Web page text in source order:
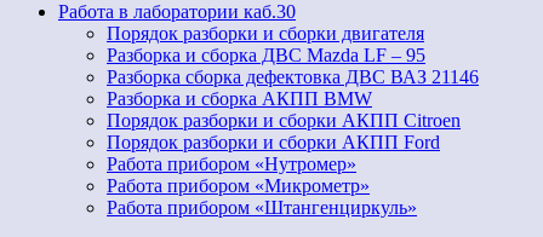
Работа в лаборатории каб.30
Порядок разборки и сборки двигателя
Разборка и сборка ДВС Mazda LF – 95
Разборка сборка дефектовка ДВС ВАЗ 21146
Разборка и сборка АКПП BMW
Порядок разборки и сборки АКПП Citroen
Порядок разборки и сборки АКПП Ford
Работа прибором «Нутромер»
Работа прибором «Микрометр»
Работа прибором «Штангенциркуль»